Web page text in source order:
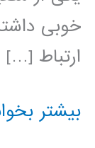
خوبی
ارتباط […]
فیلم
بیشتر